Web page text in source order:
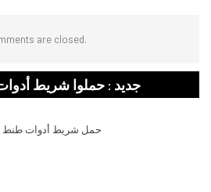
are closed.
جديد : حملوا شريط